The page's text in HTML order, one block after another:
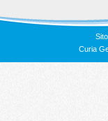
Curia